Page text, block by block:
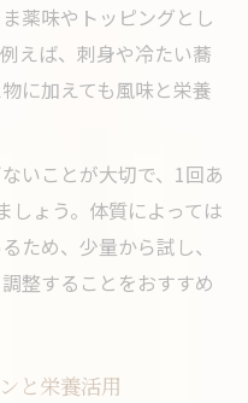
薬味やトッピングとし
えば、刺身や冷たい蕎
に加えても風味と栄養
いことが大切で、1回あ
しょう。体質によっては
ため、少量から試し、
整することをおすすめ
と栄養活用